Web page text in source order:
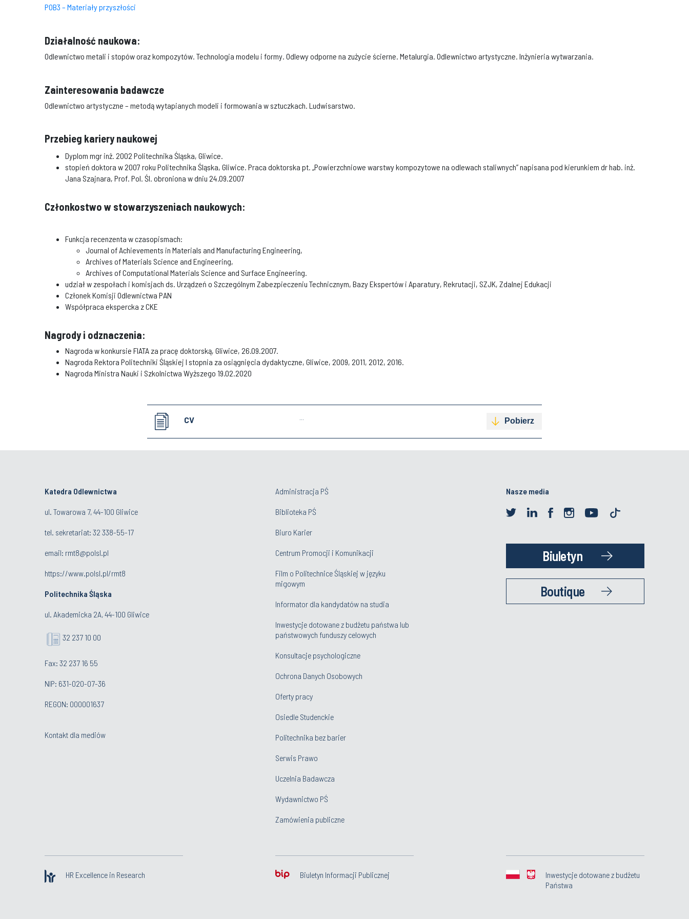
POB3 – Materiały przyszłości
Działalność naukowa:
Odlewnictwo metali i stopów oraz kompozytów. Technologia modelu i formy. Odlewy odporne na zużycie ścierne. Metalurgia. Odlewnictwo artystyczne. Inżynieria wytwarzania.
Zainteresowania badawcze
Odlewnictwo artystyczne – metodą wytapianych modeli i formowania w sztuczkach. Ludwisarstwo.
Przebieg kariery naukowej
Dyplom mgr inż. 2002 Politechnika Śląska, Gliwice.
stopień doktora w 2007 roku Politechnika Śląska, Gliwice. Praca doktorska pt. „Powierzchniowe warstwy kompozytowe na odlewach staliwnych” napisana pod kierunkiem dr hab. inż.
Jana Szajnara, Prof. Pol. Śl. obroniona w dniu 24.09.2007
Członkostwo w stowarzyszeniach naukowych:
Funkcja recenzenta w czasopismach:
Journal of Achievements in Materials and Manufacturing Engineering,
Archives of Materials Science and Engineering,
Archives of Computational Materials Science and Surface Engineering.
udział w zespołach i komisjach ds. Urządzeń o Szczególnym Zabezpieczeniu Technicznym, Bazy Ekspertów i Aparatury, Rekrutacji, SZJK, Zdalnej Edukacji
Członek Komisji Odlewnictwa PAN
Współpraca ekspercka z CKE
Nagrody i odznaczenia:
Nagroda w konkursie FIATA za pracę doktorską, Gliwice, 26.09.2007.
Nagroda Rektora Politechniki Śląskiej I stopnia za osiągnięcia dydaktyczne, Gliwice, 2009, 2011, 2012, 2016.
Nagroda Ministra Nauki i Szkolnictwa Wyższego 19.02.2020
CV Pobierz
Katedra Odlewnictwa
ul. Towarowa 7, 44-100 Gliwice
tel. sekretariat: 32 338-55-17
email: rmt8@polsl.pl
https://www.polsl.pl/rmt8
Politechnika Śląska
ul. Akademicka 2A, 44-100 Gliwice
32 237 10 00
Fax: 32 237 16 55
NIP: 631-020-07-36
REGON: 000001637
Kontakt dla mediów
Administracja PŚ
Biblioteka PŚ
Biuro Karier
Centrum Promocji i Komunikacji
Film o Politechnice Śląskiej w języku
migowym
Informator dla kandydatów na studia
Inwestycje dotowane z budżetu państwa lub
państwowych funduszy celowych
Konsultacje psychologiczne
Ochrona Danych Osobowych
Oferty pracy
Osiedle Studenckie
Politechnika bez barier
Serwis Prawo
Uczelnia Badawcza
Wydawnictwo PŚ
Zamówienia publiczne
Nasze media
Biuletyn
Boutique
HR Excellence in Research Biuletyn Informacji Publicznej
Inwestycje dotowane z budżetu
Państwa